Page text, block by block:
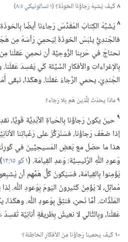
٨كَيفَ يُشبِهُ رَجاؤُنا الخوذَة؟‏ (‏١ تسالونيكي ٥:‏٨
‏)‏
٨يُشَبِّهُ الكِتابُ المُقَدَّسُ رَجاءَنا أيضًا
فالجُندِيُّ يلبَسُ الخوذَةَلِيَحمِيَ رَأسَهُ مِن
نحتاجُ في حَربِنا الرُّوحِيَّة أن نحمِيَ عَقلَنا
بِالإغراءاتِ والأفكارِ السَّيِّئَة كَي يُفسِدَ
الجُندِيّ،‏ يحمي الرَّجاءُ عَقلَنا.‏ وهكَذا،‏ نبقى
٩ماذا يحدُثُ لِلَّذينَ هُم بِلا رَجاء؟‏
٩حينَ يكونُ رَجاؤُنا بِالحَياةِ الأبَدِيَّة قَوِيًّا،‏
إذا ضعُفَ رَجاؤُنا،‏ فسَنُرَكِّزُ على رَغَباتِنا
هذا ما حصَلَ مع بَعضِ المَسيحِيِّينَ في
وُعودِ اللّٰهِ الرَّئيسِيَّة:‏ وَعدِ القِيامَة.‏ (‏١ كو ١٥:‏١٢
يُؤْمِنوا بِالقِيامَة،‏ فسَيَكونُ كُلُّ هَمِّهِم أن
مُماثِل،‏ لا يُؤْمِنُ كَثيرونَ اليَومَ بِوُعودِ اللّٰه.‏
المَلَذَّات.‏ أمَّا نَحن،‏ فنثِقُ بِوُعودِ اللّٰه.‏
عَقلَنا،‏ وبِالتَّالي لا نعيشُ بِطَريقَةٍ أنانِيَّة
١٠كَيفَ يحمينا رَجاؤُنا مِنَ الأفكارِ الخاطِئَة؟‏